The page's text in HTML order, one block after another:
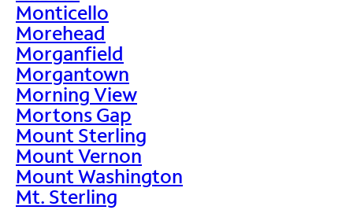
Monticello
Morehead
Morganfield
Morgantown
Morning View
Mortons Gap
Mount Sterling
Mount Vernon
Mount Washington
Mt. Sterling